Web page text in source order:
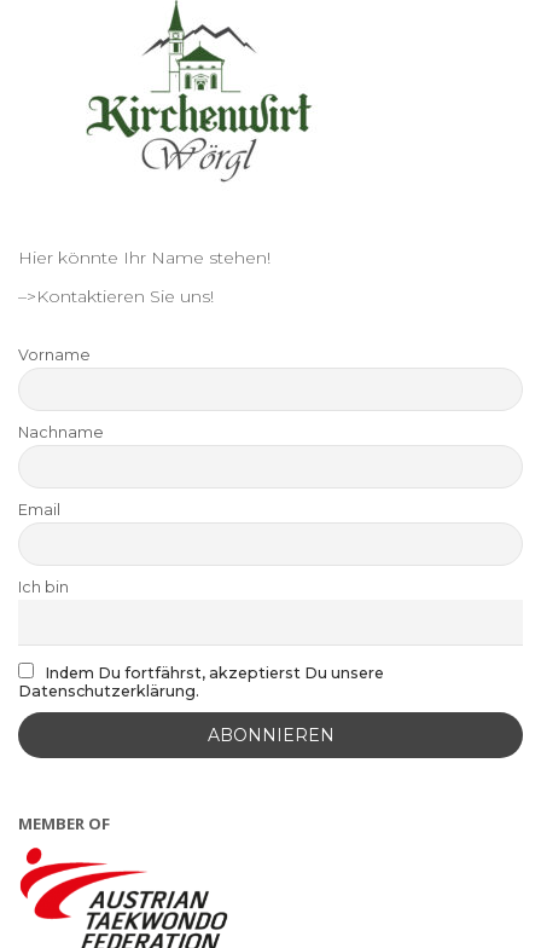
Hier könnte Ihr Name stehen!
–>Kontaktieren Sie uns!
Vorname
Nachname
Email
Ich bin
Indem Du fortfährst, akzeptierst Du unsere
Datenschutzerklärung.
MEMBER OF